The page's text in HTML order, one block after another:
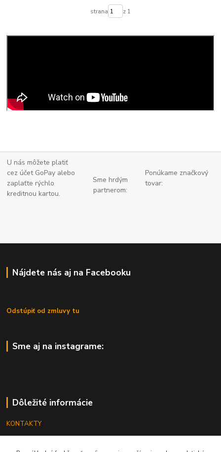
strana z 1
U nás môžete platiť
cez účet GoPay alebo
zaplaťte rýchlo
kreditnou kartou.
Sme hrdým
partnerom:
Ponúkame značkový
tovar:
Nájdete nás aj na Facebooku
Odstúpiť od zmluvy tu
Sme aj na instagrame:
Dôležité informácie
KONTAKTY